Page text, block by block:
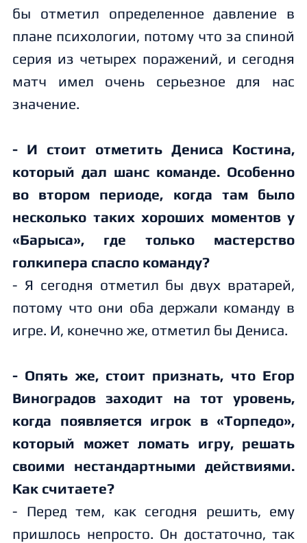
бы отметил определенное давление в
плане психологии, потому что за спиной
серия из четырех поражений, и сегодня
матч имел очень серьезное для нас
значение.
- И стоит отметить Дениса Костина,
который дал шанс команде. Особенно
во втором периоде, когда там было
несколько таких хороших моментов у
«Барыса», где только мастерство
голкипера спасло команду?
- Я сегодня отметил бы двух вратарей,
потому что они оба держали команду в
игре. И, конечно же, отметил бы Дениса.
- Опять же, стоит признать, что Егор
Виноградов заходит на тот уровень,
когда появляется игрок в «Торпедо»,
который может ломать игру, решать
своими нестандартными действиями.
Как считаете?
- Перед тем, как сегодня решить, ему
пришлось непросто. Он достаточно, так